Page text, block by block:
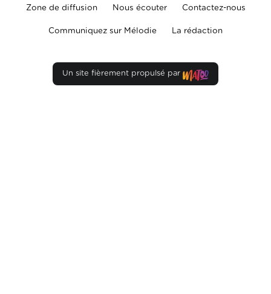
Zone de diffusion Nous écouter Contactez-nous
Communiquez sur Mélodie La rédaction
Un site fièrement propulsé par